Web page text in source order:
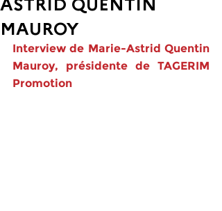
MAUROY
Interview de Marie-Astrid Quentin
Mauroy, présidente de TAGERIM
Promotion